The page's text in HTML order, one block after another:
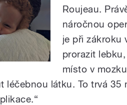
Roujeau.
náročnou
je při zákroku
prorazit
místo v
léčebnou látku. To trvá 35